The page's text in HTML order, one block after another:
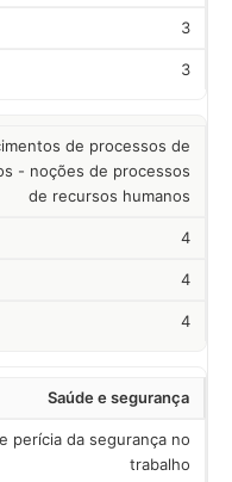
3
3
de processos de
- noções de processos
de recursos humanos
4
4
4
Saúde e segurança
perícia da segurança no
trabalho